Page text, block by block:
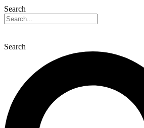
Search
Search